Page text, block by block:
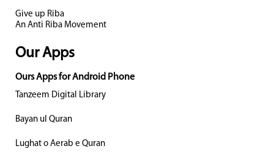
Give up Riba
An Anti Riba Movement
Our Apps
Ours Apps for Android Phone
Tanzeem Digital Library
Bayan ul Quran
Lughat o Aerab e Quran